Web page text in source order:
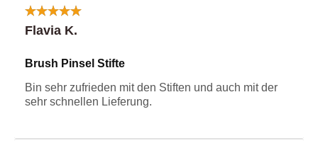
Flavia K.
Brush Pinsel Stifte
Bin sehr zufrieden mit den Stiften und auch mit der
sehr schnellen Lieferung.